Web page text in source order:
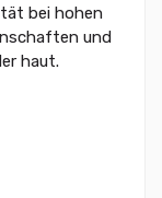
bei hohen
und
haut.